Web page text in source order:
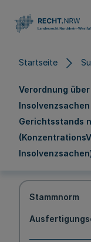
Startseite
Verordnung
Gerichtsstands
Stammnorm